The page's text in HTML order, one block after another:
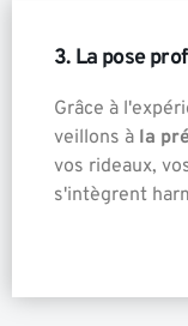
3. La pose
Grâce à
veillons à la
vos rideaux,
s'intègrent